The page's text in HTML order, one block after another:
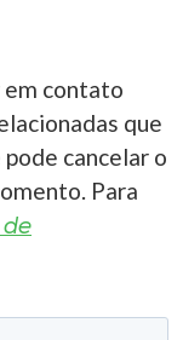
em contato
que
cancelar o
Para